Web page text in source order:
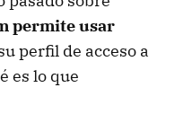
permite usar
perfil de acceso a
es lo que